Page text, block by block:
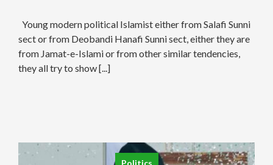
,Sectarianism
Young modern political Islamist either from Salafi Sunni
sect or from Deobandi Hanafi Sunni sect, either they are
from Jamat-e-Islami or from other similar tendencies,
they all try to show [...]
Politics